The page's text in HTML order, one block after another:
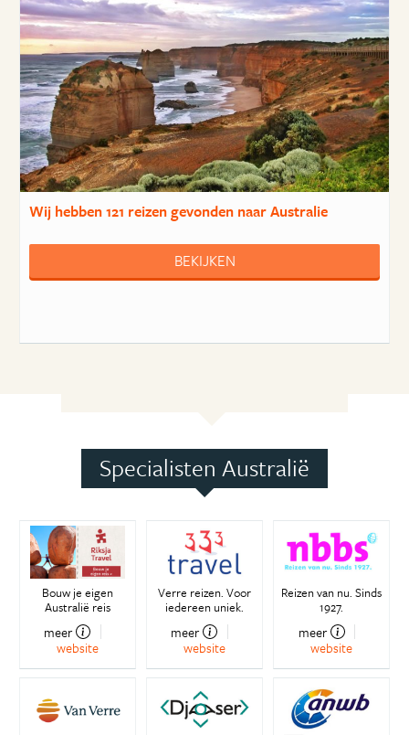
Wij hebben121 reizengevonden naar Australie
BEKIJKEN
Specialisten Australië
Bouw je eigen
Australië reis
meer
website
Verre reizen. Voor
iedereen uniek.
meer
website
Reizen van nu. Sinds
1927.
meer
website